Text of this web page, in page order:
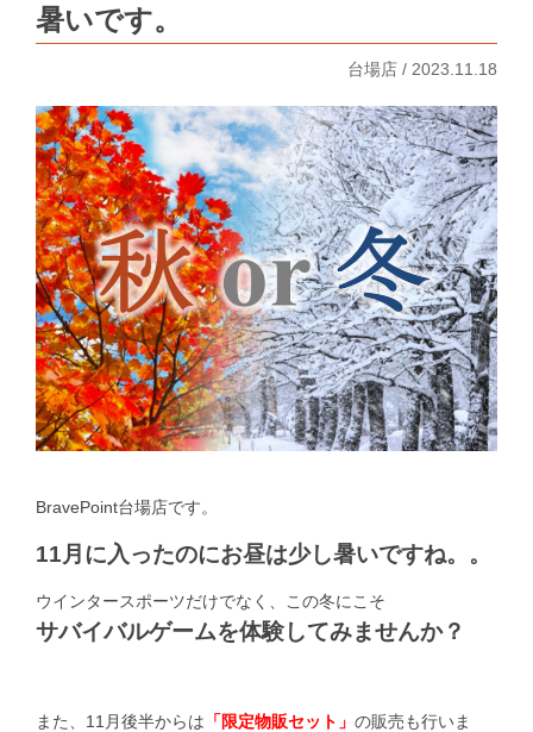
暑いです。
台場店 / 2023.11.18
BravePoint台場店です。
11月に入ったのにお昼は少し暑いですね。。
ウインタースポーツだけでなく、この冬にこそ
サバイバルゲームを体験してみませんか？
また、11月後半からは 「限定物販セット」の販売も行いま